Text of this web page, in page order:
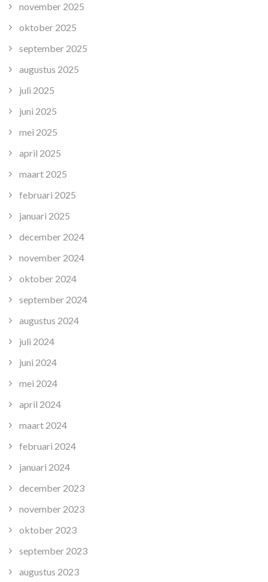
november 2025
oktober 2025
september 2025
augustus 2025
juli 2025
juni 2025
mei 2025
april 2025
maart 2025
februari 2025
januari 2025
december 2024
november 2024
oktober 2024
september 2024
augustus 2024
juli 2024
juni 2024
mei 2024
april 2024
maart 2024
februari 2024
januari 2024
december 2023
november 2023
oktober 2023
september 2023
augustus 2023